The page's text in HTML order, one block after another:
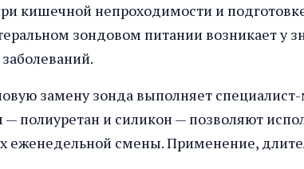
кишечной непроходимости и
зондовом питании возникает у
замену зонда выполняет
полиуретан и силикон — позволяют
еженедельной смены. Применение,